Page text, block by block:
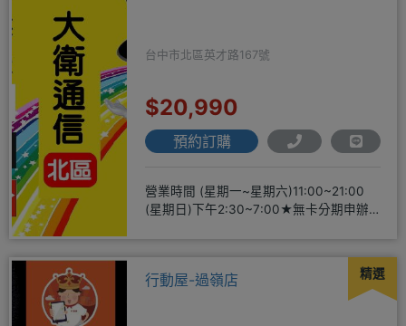
台中市北區英才路167號
$20,990
預約訂購
營業時間 (星期一~星期六)11:00~21:00
(星期日)下午2:30~7:00★無卡分期申辦
精選
行動屋-過嶺店